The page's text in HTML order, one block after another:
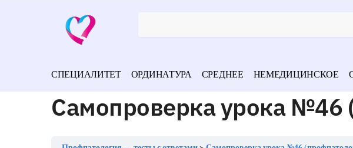
СПЕЦИАЛИТЕТ ОРДИНАТУРА СРЕДНЕЕ НЕМЕДИЦИНСКОЕ
Самопроверка урока №46